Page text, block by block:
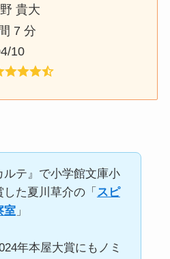
貴大
7 分
10
ルテ』で小学館文庫小
た夏川草介の「 スピ
室」
年本屋大賞にもノミ